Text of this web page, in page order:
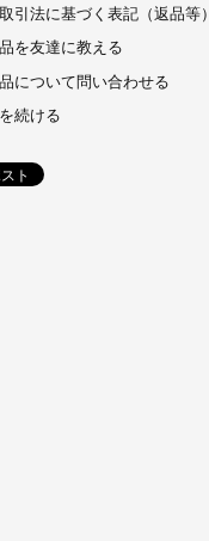
引法に基づく表記（返品等）
を友達に教える
について問い合わせる
続ける